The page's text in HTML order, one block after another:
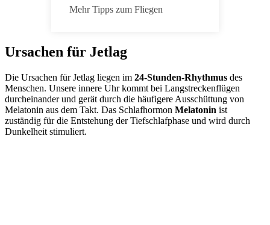
Mehr Tipps zum Fliegen
Ursachen für Jetlag
Die Ursachen für Jetlag liegen im 24-Stunden-Rhythmus des
Menschen. Unsere innere Uhr kommt bei Langstreckenflügen
durcheinander und gerät durch die häufigere Ausschüttung von
Melatonin aus dem Takt. Das Schlafhormon Melatonin ist
zuständig für die Entstehung der Tiefschlafphase und wird durch
Dunkelheit stimuliert.